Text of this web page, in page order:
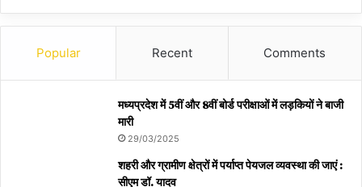
Popular Recent Comments
मध्यप्रदेश में 5वीं और 8वीं बोर्ड परीक्षाओं में लड़कियों ने बाजी
मारी
29/03/2025
शहरी और ग्रामीण क्षेत्रों में पर्याप्त पेयजल व्यवस्था की जाएं :
सीएम डॉ. यादव